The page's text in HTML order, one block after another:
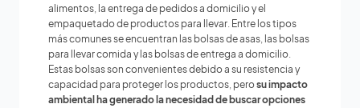
alimentos, la entrega de pedidos a domicilio y el
empaquetado de productos para llevar. Entre los tipos
más comunes se encuentran las bolsas de asas, las bolsas
para llevar comida y las bolsas de entrega a domicilio.
Estas bolsas son convenientes debido a su resistencia y
capacidad para proteger los productos, perosu impacto
ambiental ha generado la necesidad de buscar opciones